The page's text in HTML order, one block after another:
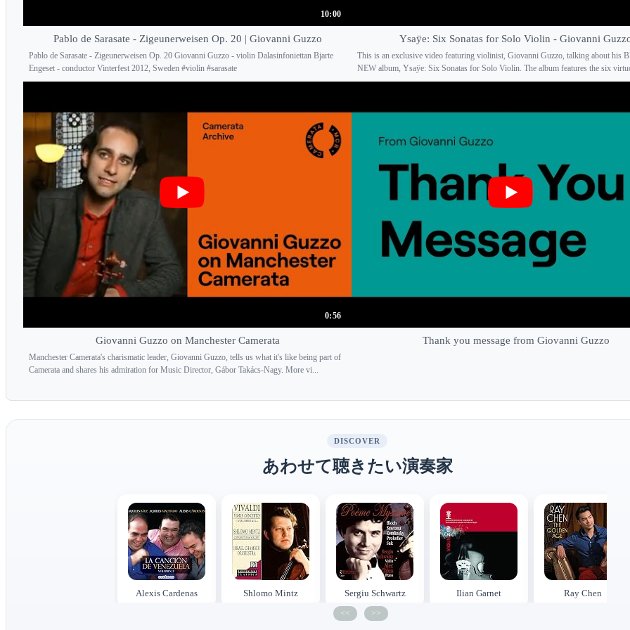
10:00
Pablo de Sarasate - Zigeunerweisen Op. 20 | Giovanni Guzzo
Pablo de Sarasate - Zigeunerweisen Op. 20 Giovanni Guzzo - violin Dalasinfoniettan Bjarte
Engeset - conductor Vinterfest 2012, Sweden #violin #sarasate
Ysaÿe: Six Sonatas for Solo Violin - Giovanni
This is an exclusive video featuring violinist, Giovanni Guzzo, talking about his
NEW album, Ysaÿe: Six Sonatas for Solo Violin. The album features the six
0:56
Giovanni Guzzo on Manchester Camerata
Manchester Camerata's charismatic leader, Giovanni Guzzo, tells us what it's like being part of
Camerata and shares his admiration for Music Director, Gábor Takács-Nagy. More vi...
Thank you message from Giovanni Guzzo
DISCOVER
あわせて聴きたい演奏家
Alexis Cardenas Shlomo Mintz Sergiu Schwartz Ilian Garnet Ray Chen
<< >>